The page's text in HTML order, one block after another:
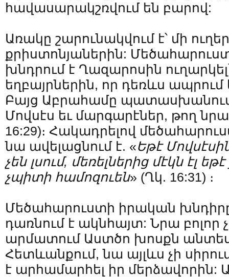
հավասարակշռվում են բարով:
Առակը շարունակվում է՝ մի
քրիստոնյաներին:
խնդրում է Ղազարոսին
եղբայրներին, որ դեռևս
Բայց Աբրահամը պատասխանում
Մովսէս եւ մարգարէներ, թող
16:29)։ Հակադրելով
նա ավելացնում է. «Եթէ
չեն լսում, մեռելներից մէկն էլ եթէ
չպիտի համոզուեն» (Ղկ. 16:31) ։
Մեծահարուստի իրական
դառնում է ակնհայտ: Նրա բոլոր
արմատում Աստծո խոսքն
Հետևանքում, նա այլևս չի
է արհամարհել իր մերձավորին: